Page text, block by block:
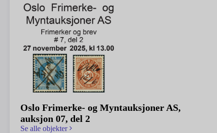
Oslo Frimerke- og Myntauksjoner AS,
auksjon 07, del 2
Se alle objekter